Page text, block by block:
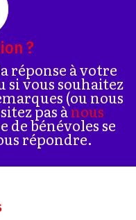
?
réponse à votre
si vous souhaitez
(ou nous
pas ànous
de bénévoles se
répondre.